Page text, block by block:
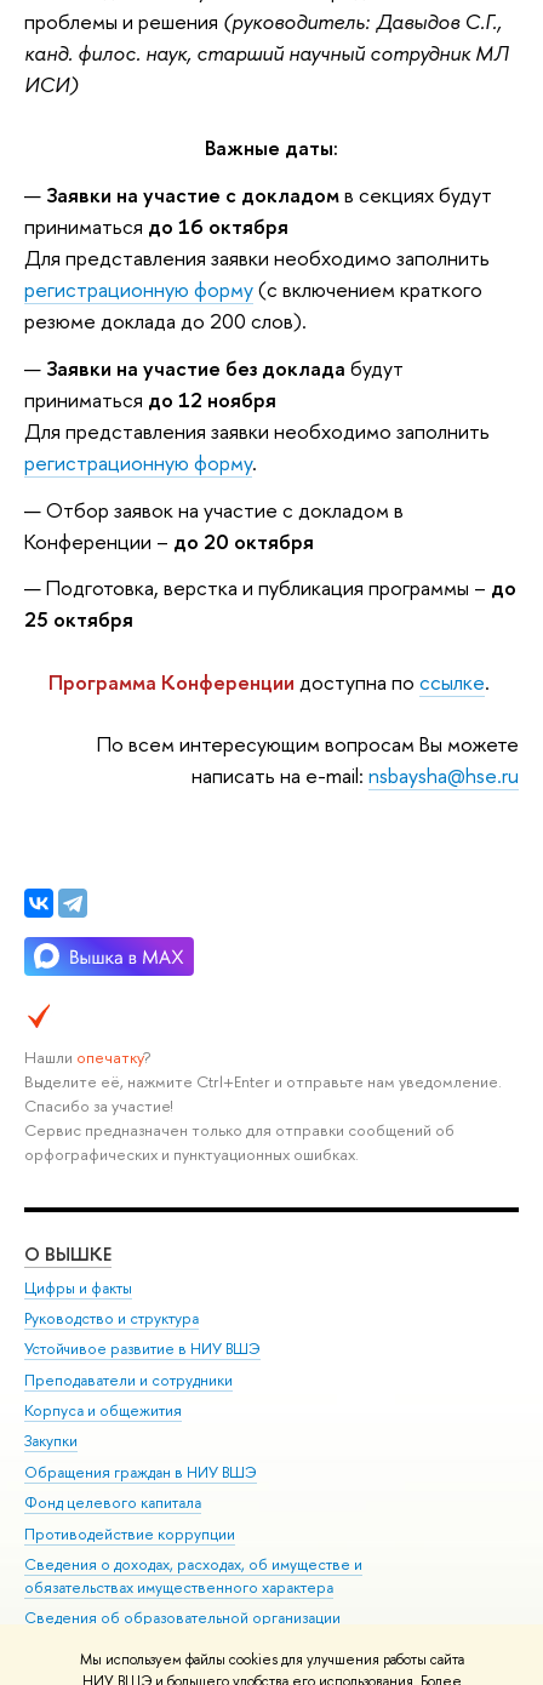
Мы используем файлы cookies для улучшения работы сайта
проблемы и решения (руководитель: Давыдов С.Г.,
канд. филос. наук, старший научный сотрудник МЛ
ИСИ)
Важные даты:
Заявки на участие с докладомв секциях будут
приниматься до 16 октября
Для представления заявки необходимо заполнить
регистрационную форму(с включением краткого
резюме доклада до 200 слов).
Заявки на участие без доклада будут
приниматься до 12 ноября
Для представления заявки необходимо заполнить
регистрационную форму.
Отбор заявок на участие с докладом в
Конференции – до 20 октября
Подготовка, верстка и публикация программы – до
25 октября
Программа Конференции доступна по ссылке.
По всем интересующим вопросам Вы можете
написать на e-mail: nsbaysha@hse.ru
Нашли опечатку?
Выделите её, нажмите Ctrl+Enter и отправьте нам уведомление.
Спасибо за участие!
Сервис предназначен только для отправки сообщений об
орфографических и пунктуационных ошибках.
О ВЫШКЕ
Цифры и факты
Руководство и структура
Устойчивое развитие в НИУ ВШЭ
Преподаватели и сотрудники
Корпуса и общежития
Закупки
Обращения граждан в НИУ ВШЭ
Фонд целевого капитала
Противодействие коррупции
Сведения о доходах, расходах, об имуществе и
обязательствах имущественного характера
Сведения об образовательной организации
Людям с ограниченными возможностями здоровья
Единая платежная страница